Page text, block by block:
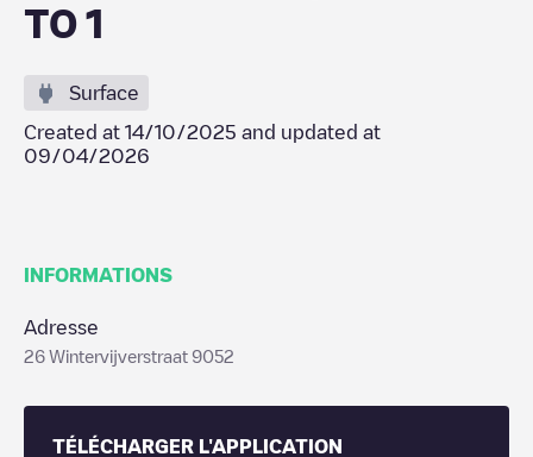
TO 1
Surface
Created at 14/10/2025 and updated at
09/04/2026
INFORMATIONS
Adresse
26 Wintervijverstraat 9052
TÉLÉCHARGER L'APPLICATION